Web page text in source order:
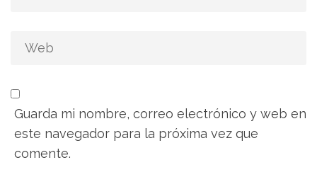
Guarda mi nombre, correo electrónico y web en
este navegador para la próxima vez que
comente.